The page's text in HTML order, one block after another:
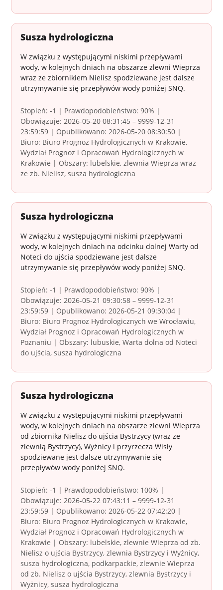
Susza hydrologiczna
W związku z występującymi niskimi przepływami
wody, w kolejnych dniach na obszarze zlewni Wieprza
wraz ze zbiornikiem Nielisz spodziewane jest dalsze
utrzymywanie się przepływów wody poniżej SNQ.
Stopień: -1 | Prawdopodobieństwo: 90% |
Obowiązuje: 2026-05-20 08:31:45 – 9999-12-31
23:59:59 | Opublikowano: 2026-05-20 08:30:50 |
Biuro: Biuro Prognoz Hydrologicznych w Krakowie,
Wydział Prognoz i Opracowań Hydrologicznych w
Krakowie | Obszary: lubelskie, zlewnia Wieprza wraz
ze zb. Nielisz, susza hydrologiczna
Susza hydrologiczna
W związku z występującymi niskimi przepływami
wody, w kolejnych dniach na odcinku dolnej Warty od
Noteci do ujścia spodziewane jest dalsze
utrzymywanie się przepływów wody poniżej SNQ.
Stopień: -1 | Prawdopodobieństwo: 90% |
Obowiązuje: 2026-05-21 09:30:58 – 9999-12-31
23:59:59 | Opublikowano: 2026-05-21 09:30:04 |
Biuro: Biuro Prognoz Hydrologicznych we Wrocławiu,
Wydział Prognoz i Opracowań Hydrologicznych w
Poznaniu | Obszary: lubuskie, Warta dolna od Noteci
do ujścia, susza hydrologiczna
Susza hydrologiczna
W związku z występującymi niskimi przepływami
wody, w kolejnych dniach na obszarze zlewni Wieprza
od zbiornika Nielisz do ujścia Bystrzycy (wraz ze
zlewnią Bystrzycy), Wyżnicy i przyrzecza Wisły
spodziewane jest dalsze utrzymywanie się
przepływów wody poniżej SNQ.
Stopień: -1 | Prawdopodobieństwo: 100% |
Obowiązuje: 2026-05-22 07:43:11 – 9999-12-31
23:59:59 | Opublikowano: 2026-05-22 07:42:20 |
Biuro: Biuro Prognoz Hydrologicznych w Krakowie,
Wydział Prognoz i Opracowań Hydrologicznych w
Krakowie | Obszary: lubelskie, zlewnie Wieprza od zb.
Nielisz o ujścia Bystrzycy, zlewnia Bystrzycy i Wyżnicy,
susza hydrologiczna, podkarpackie, zlewnie Wieprza
od zb. Nielisz o ujścia Bystrzycy, zlewnia Bystrzycy i
Wyżnicy, susza hydrologiczna